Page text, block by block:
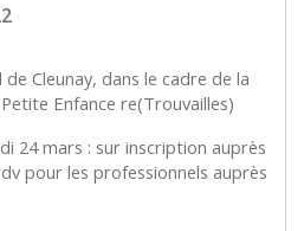
de Cleunay, dans le cadre de la
Enfance re(Trouvailles)
24 mars : sur inscription auprès
pour les professionnels auprès